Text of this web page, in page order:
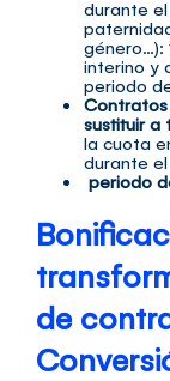
durante
género…):
interino y
periodo
sustituir a
la cuota
durante
periodo
de